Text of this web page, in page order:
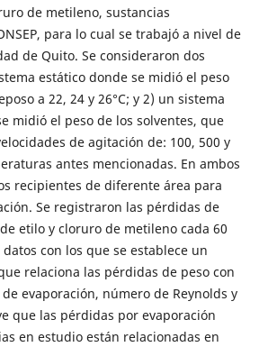
de metileno, sustancias
para lo cual se trabajó a nivel de
de Quito. Se consideraron dos
estático donde se midió el peso
a 22, 24 y 26°C; y 2) un sistema
midió el peso de los solventes, que
de agitación de: 100, 500 y
antes mencionadas. En ambos
recipientes de diferente área para
Se registraron las pérdidas de
etilo y cloruro de metileno cada 60
con los que se establece un
relaciona las pérdidas de peso con
evaporación, número de Reynolds y
que las pérdidas por evaporación
en estudio están relacionadas en